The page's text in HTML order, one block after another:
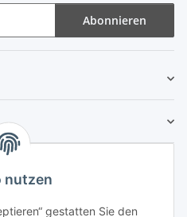
nutzen
gestatten Sie den
Abonnieren